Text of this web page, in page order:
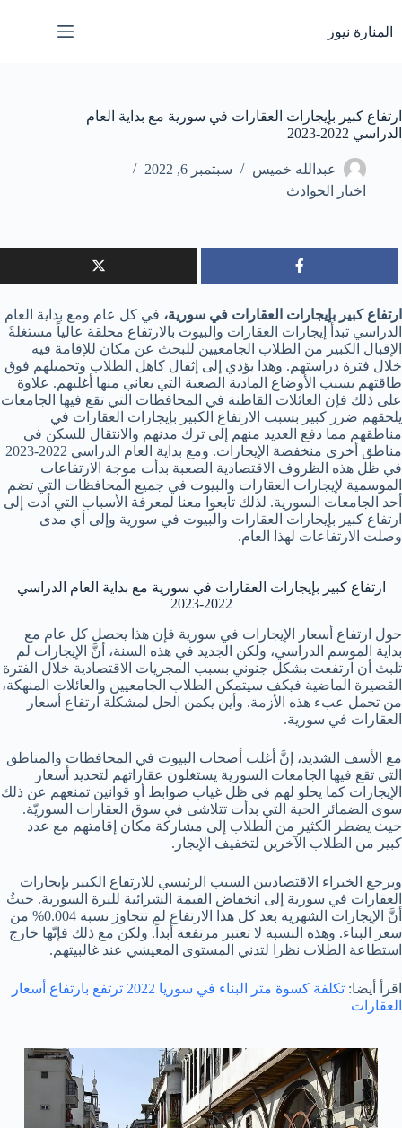
إلى
المحتوى
المنارة نيوز
ارتفاع كبير بإيجارات العقارات في سورية مع بداية العام
الدراسي 2022-2023
عبدالله خميس
سبتمبر 6, 2022
اخبار الحوادث
ارتفاع كبير بإيجارات العقارات في سورية، في كل عام ومع بداية العام
الدراسي تبدأ إيجارات العقارات والبيوت بالارتفاع محلقة عالياً مستغلةً
الإقبال الكبير من الطلاب الجامعيين للبحث عن مكان للإقامة فيه
خلال فترة دراستهم. وهذا يؤدي إلى إثقال كاهل الطلاب وتحميلهم فوق
طاقتهم بسبب الأوضاع المادية الصعبة التي يعاني منها أغلبهم. علاوة
على ذلك فإن العائلات القاطنة في المحافظات التي تقع فيها الجامعات
يلحقهم ضرر كبير بسبب الارتفاع الكبير بإيجارات العقارات في
مناطقهم مما دفع العديد منهم إلى ترك مدنهم والانتقال للسكن في
مناطق أخرى منخفضة الإيجارات. ومع بداية العام الدراسي 2022-2023
في ظل هذه الظروف الاقتصادية الصعبة بدأت موجة الارتفاعات
الموسمية لإيجارات العقارات والبيوت في جميع المحافظات التي تضم
أحد الجامعات السورية. لذلك تابعوا معنا لمعرفة الأسباب التي أدت إلى
ارتفاع كبير بإيجارات العقارات والبيوت في سورية وإلى أي مدى
وصلت الارتفاعات لهذا العام.
ارتفاع كبير بإيجارات العقارات في سورية مع بداية العام الدراسي
2022-2023
حول ارتفاع أسعار الإيجارات في سورية فإن هذا يحصل كل عام مع
بداية الموسم الدراسي، ولكن الجديد في هذه السنة، أنَّ الإيجارات لم
تلبث أن ارتفعت بشكل جنوني بسبب المجريات الاقتصادية خلال الفترة
القصيرة الماضية فيكف سيتمكن الطلاب الجامعيين والعائلات المنهكة،
من تحمل عبء هذه الأزمة. وأين يكمن الحل لمشكلة ارتفاع أسعار
العقارات في سورية.
مع الأسف الشديد، إنَّ أغلب أصحاب البيوت في المحافظات والمناطق
التي تقع فيها الجامعات السورية يستغلون عقاراتهم لتحديد أسعار
الإيجارات كما يحلو لهم في ظل غياب ضوابط أو قوانين تمنعهم عن ذلك
سوى الضمائر الحية التي بدأت تتلاشى في سوق العقارات السوريّة.
حيث يضطر الكثير من الطلاب إلى مشاركة مكان إقامتهم مع عدد
كبير من الطلاب الآخرين لتخفيف الإيجار.
ويرجع الخبراء الاقتصاديين السبب الرئيسي للارتفاع الكبير بإيجارات
العقارات في سورية إلى انخفاض القيمة الشرائية لليرة السورية. حيثُ
أنَّ الإيجارات الشهرية بعد كل هذا الارتفاع لم تتجاوز نسبة 0.004% من
سعر البناء. وهذه النسبة لا تعتبر مرتفعة أبداً. ولكن مع ذلك فإنّها خارج
استطاعة الطلاب نظرا لتدني المستوى المعيشي عند غالبيتهم.
اقرأ أيضا:
تكلفة كسوة متر البناء في سوريا 2022 ترتفع بارتفاع أسعار
العقارات